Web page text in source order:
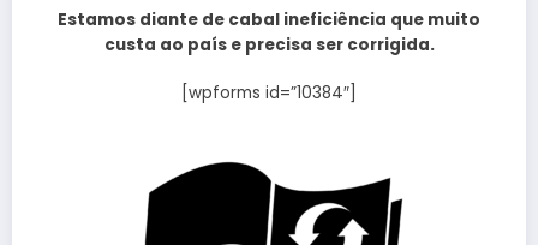
Estamos diante de cabal ineficiência que muito
custa ao país e precisa ser corrigida.
[wpforms id=”10384″]